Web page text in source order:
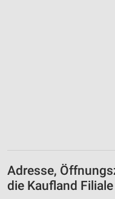
Adresse,
die Kaufland